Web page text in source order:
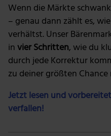
Wenn die Märkte
– genau dann zählt es,
verhältst. Unser
invier Schritten, wie du
durch jede Korrektur
zu deiner größten Chance
Jetzt lesen und
verfallen!